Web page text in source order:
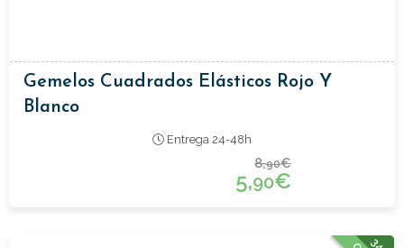
Gemelos Cuadrados Elásticos Rojo Y
Blanco
Entrega 24-48h
8,90€
5,90€